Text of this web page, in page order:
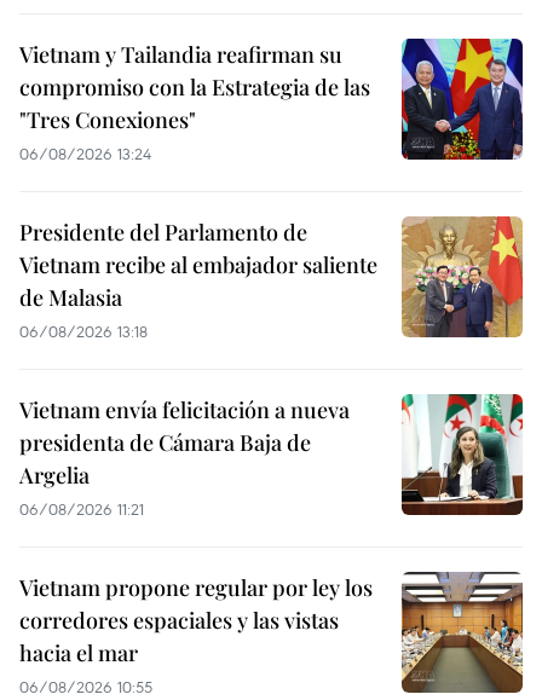
Vietnam y Tailandia reafirman su
compromiso con la Estrategia de las
"Tres Conexiones"
06/08/2026 13:24
Presidente del Parlamento de
Vietnam recibe al embajador saliente
de Malasia
06/08/2026 13:18
Vietnam envía felicitación a nueva
presidenta de Cámara Baja de
Argelia
06/08/2026 11:21
Vietnam propone regular por ley los
corredores espaciales y las vistas
hacia el mar
06/08/2026 10:55